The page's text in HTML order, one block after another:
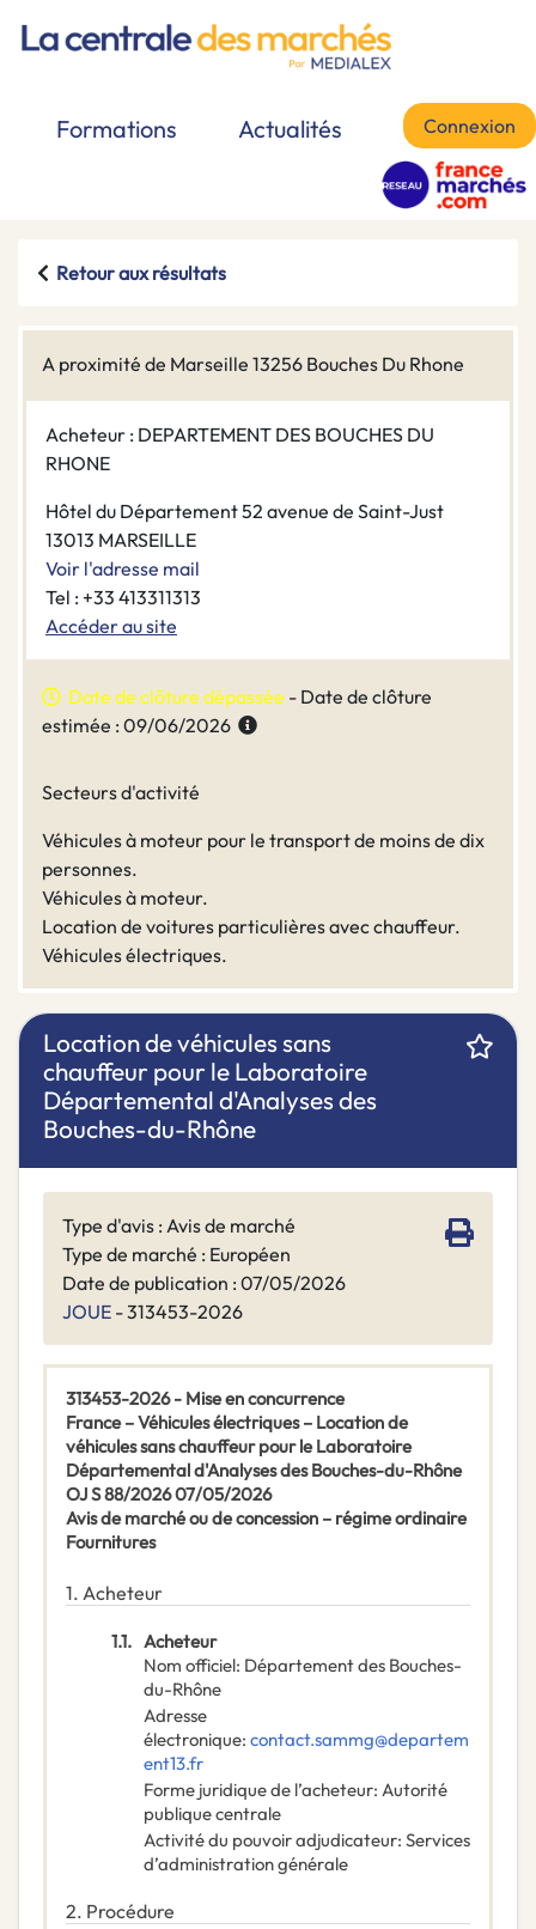
Formations Actualités Connexion
Retour aux résultats
A proximité de Marseille 13256 Bouches Du Rhone
Acheteur : DEPARTEMENT DES BOUCHES DU
RHONE
Hôtel du Département 52 avenue de Saint-Just
13013 MARSEILLE
Voir l'adresse mail
Tel : +33 413311313
Accéder au site
Date de clôture dépassée - Date de clôture
estimée : 09/06/2026
Secteurs d'activité
Véhicules à moteur pour le transport de moins de dix
personnes.
Véhicules à moteur.
Location de voitures particulières avec chauffeur.
Véhicules électriques.
Location de véhicules sans
chauffeur pour le Laboratoire
Départemental d'Analyses des
Bouches-du-Rhône
Type d'avis : Avis de marché
Type de marché : Européen
Date de publication : 07/05/2026
JOUE - 313453-2026
313453-2026 - Mise en concurrence
France – Véhicules électriques – Location de
véhicules sans chauffeur pour le Laboratoire
Départemental d'Analyses des Bouches-du-Rhône
OJ S 88/2026 07/05/2026
Avis de marché ou de concession – régime ordinaire
Fournitures
1. Acheteur
1.1. Acheteur
Nom officiel: Département des Bouches-
du-Rhône
Adresse
électronique: contact.sammg@departem
ent13.fr
Forme juridique de l’acheteur: Autorité
publique centrale
Activité du pouvoir adjudicateur: Services
d’administration générale
2. Procédure